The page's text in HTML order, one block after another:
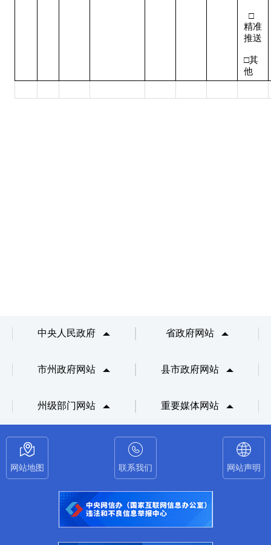
□
精准
推送
□其
他
中央人民政府 省政府网站
市州政府网站 县市政府网站
州级部门网站 重要媒体网站
网站地图 联系我们 网站声明